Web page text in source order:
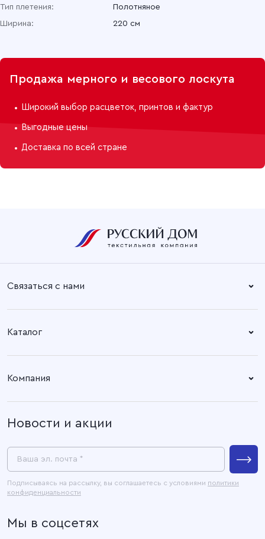
Тип плетения:
Полотняное
Ширина:
220 см
Продажа мерного и весового лоскута
Широкий выбор расцветок, принтов и фактур
Выгодные цены
Доставка по всей стране
Связаться с нами
+7 (4932) 58-14-67
Время работы:
Пн. – Пт: 8.30 – 17.00
Адрес офиса:
Каталог
Компания
Пресс-центр
Контакты
Карта сайта
Новости и акции
Ваша эл. почта *
Подписываясь на рассылку, вы соглашаетесь с условиями политики
конфиденциальности
Мы в соцсетях